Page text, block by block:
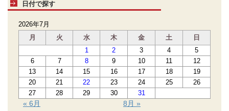
日付で探す
2026年7月
月
火 水 木 金 土
日
1
2 3 4
5
6
7 8 9 10 11
12
13
14 15 16 17 18
19
20
21 22 23 24 25
26
27
28 29 30 31
« 6月 8月 »